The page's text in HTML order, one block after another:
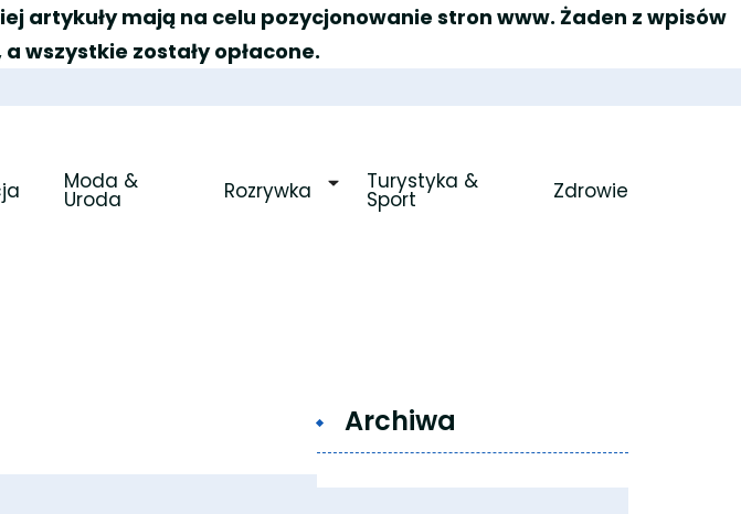
artykuły mają na celu pozycjonowanie stron www. Żaden z wpisów
wszystkie zostały opłacone.
Moda &
Uroda Rozrywka Turystyka &
Sport Zdrowie
Archiwa